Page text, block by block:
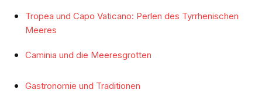
Tropea und Capo Vaticano: Perlen des Tyrrhenischen
Meeres
Caminia und die Meeresgrotten
Gastronomie und Traditionen